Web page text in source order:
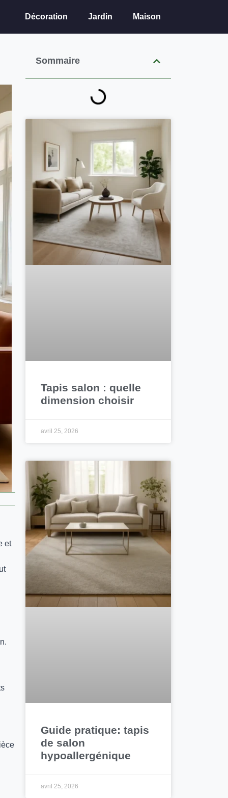
Décoration Jardin Maison
Sommaire
Tapis salon : quelle
dimension choisir
avril 25, 2026
Guide pratique: tapis
de salon
hypoallergénique
avril 25, 2026
et